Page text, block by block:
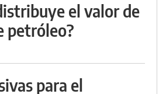
el valor de
petróleo?
para el